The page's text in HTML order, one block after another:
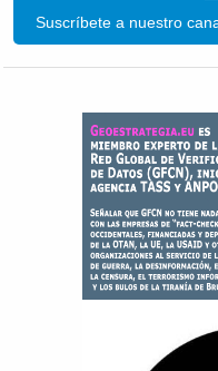
Suscríbete a nuestro